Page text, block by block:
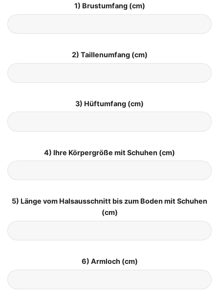
1) Brustumfang (cm)
2) Taillenumfang (cm)
3) Hüftumfang (cm)
4) Ihre Körpergröße mit Schuhen (cm)
5) Länge vom Halsausschnitt bis zum Boden mit Schuhen
(cm)
6) Armloch (cm)